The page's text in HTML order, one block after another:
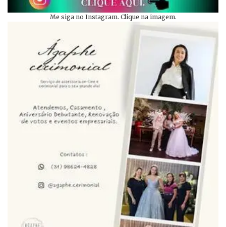
Me siga no Instagram. Clique na imagem.